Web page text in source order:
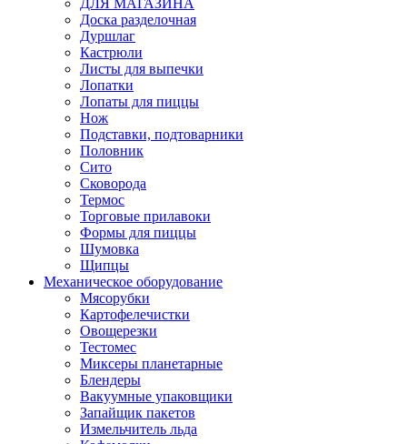
ДЛЯ МАГАЗИНА
Доска разделочная
Дуршлаг
Кастрюли
Листы для выпечки
Лопатки
Лопаты для пиццы
Нож
Подставки, подтоварники
Половник
Сито
Сковорода
Термос
Торговые прилавоки
Формы для пиццы
Шумовка
Щипцы
Механическое оборудование
Мясорубки
Картофелечистки
Овощерезки
Тестомес
Миксеры планетарные
Блендеры
Вакуумные упаковщики
Запайщик пакетов
Измельчитель льда